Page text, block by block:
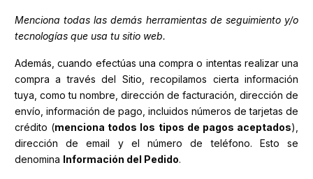
Menciona todas las demás herramientas de seguimiento y/o
tecnologías que usa tu sitio web.
Además, cuando efectúas una compra o intentas realizar una
compra a través del Sitio, recopilamos cierta información
tuya, como tu nombre, dirección de facturación, dirección de
envío, información de pago, incluidos números de tarjetas de
crédito (menciona todos los tipos de pagos aceptados),
dirección de email y el número de teléfono. Esto se
denomina Información del Pedido.